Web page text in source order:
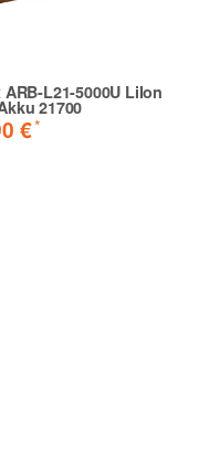
ARB-L21-5000U LiIon
21700
€*